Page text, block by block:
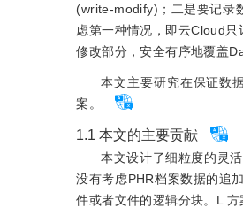
(write-modify)；二是要记录
虑第一种情况，即云Cloud
修改部分，安全有序地覆盖
本文主要研究在保证数
案。
1.1 本文的主要贡献
本文设计了细粒度的灵
没有考虑PHR档案数据的追
件或者文件的逻辑分块。L